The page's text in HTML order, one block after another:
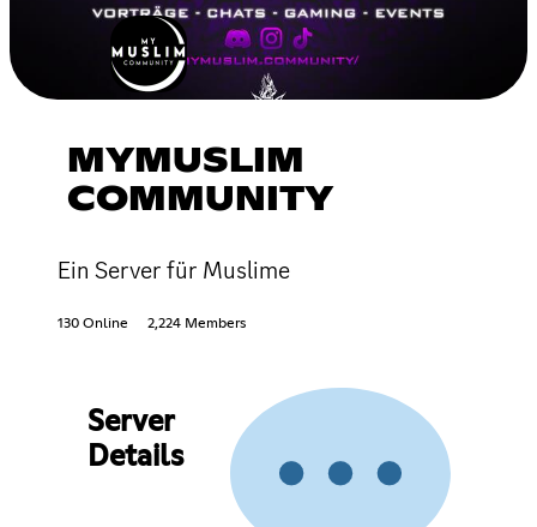
MYMUSLIM
COMMUNITY
Ein Server für Muslime
130 Online 2,224 Members
Server
Details